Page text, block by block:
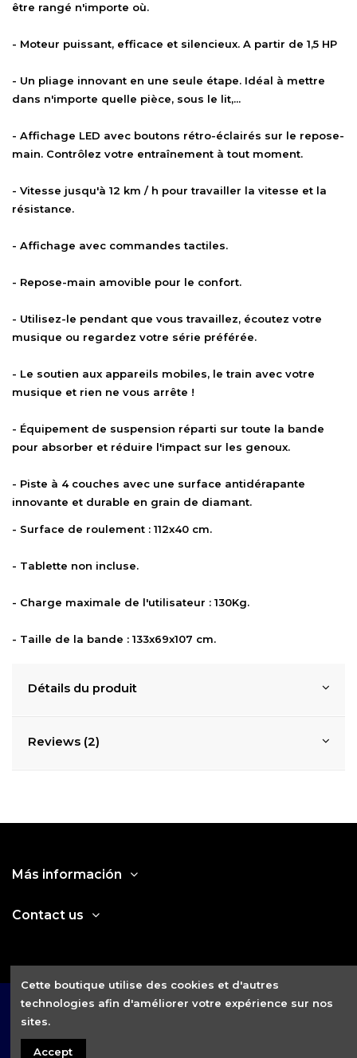
être rangé n'importe où.
- Moteur puissant, efficace et silencieux. A partir de 1,5 HP
- Un pliage innovant en une seule étape. Idéal à mettre
dans n'importe quelle pièce, sous le lit,...
- Affichage LED avec boutons rétro-éclairés sur le repose-
main. Contrôlez votre entraînement à tout moment.
- Vitesse jusqu'à 12 km / h pour travailler la vitesse et la
résistance.
- Affichage avec commandes tactiles.
- Repose-main amovible pour le confort.
- Utilisez-le pendant que vous travaillez, écoutez votre
musique ou regardez votre série préférée.
- Le soutien aux appareils mobiles, le train avec votre
musique et rien ne vous arrête !
- Équipement de suspension réparti sur toute la bande
pour absorber et réduire l'impact sur les genoux.
- Piste à 4 couches avec une surface antidérapante
innovante et durable en grain de diamant.
- Surface de roulement : 112x40 cm.
- Tablette non incluse.
- Charge maximale de l'utilisateur : 130Kg.
- Taille de la bande : 133x69x107 cm.
Détails du produit
Reviews (2)
Más información
Contact us
Cette boutique utilise des cookies et d'autres
technologies afin d'améliorer votre expérience sur nos
sites.
Accept